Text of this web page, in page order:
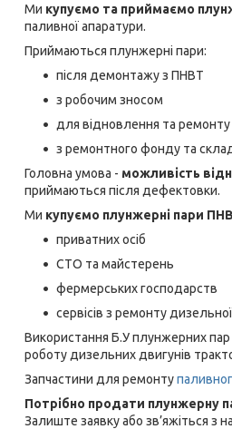
Ми купуємо та приймаємо
паливної апаратури.
Приймаються плунжерні пари:
після демонтажу з ПНВТ
з робочим зносом
для відновлення та ремонту
з ремонтного фонду та
Головна умова - можливість
приймаються після дефектовки.
Ми купуємо плунжерні пари
приватних осіб
СТО та майстерень
фермерських господарств
сервісів з ремонту
Використання Б.У плунжерних
роботу дизельних двигунів
Запчастини для ремонту
Потрібно продати плунжерну
Залиште заявку або зв’яжіться з